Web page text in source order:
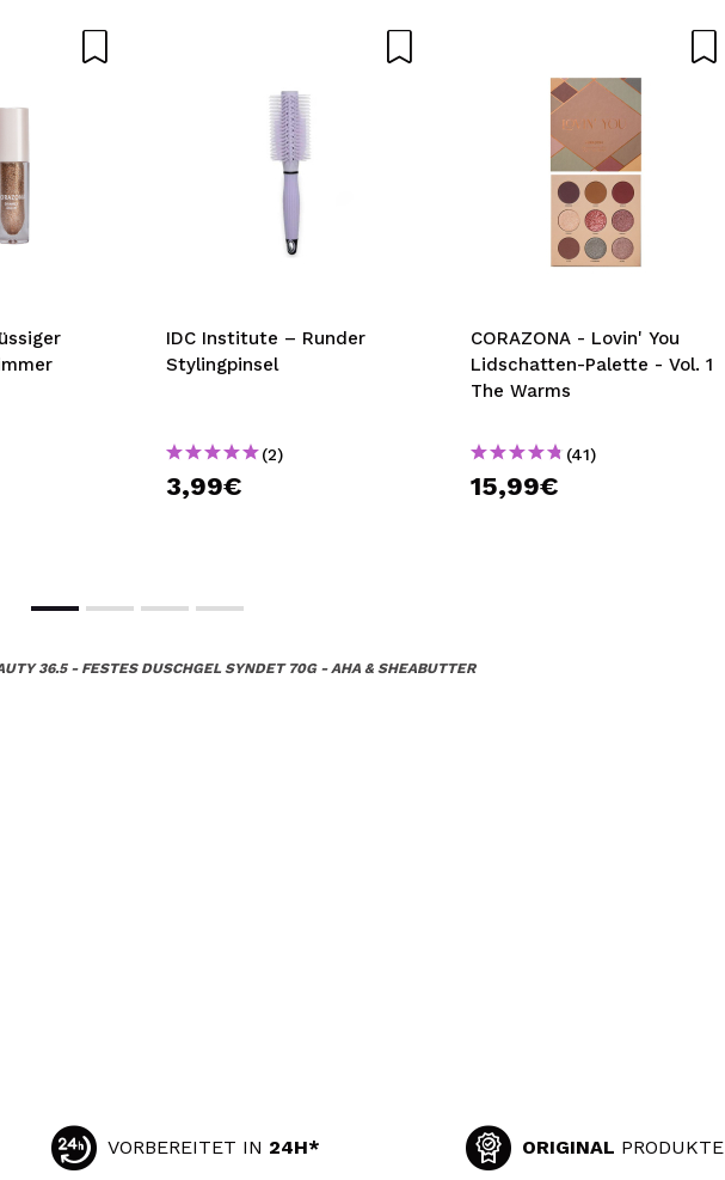
IDC Institute – Runder
Stylingpinsel
(2)
3,99€
CORAZONA - Lovin' You
Lidschatten-Palette - Vol. 1
The Warms
(41)
15,99€
36.5 - FESTES DUSCHGEL SYNDET 70G - AHA & SHEABUTTER
VORBEREITET IN 24H* ORIGINAL PRODUKTE